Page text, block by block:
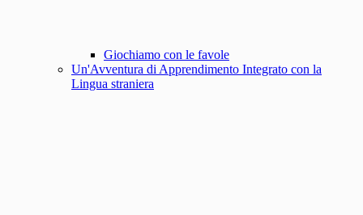
Giochiamo con le favole
Un'Avventura di Apprendimento Integrato con la
Lingua straniera